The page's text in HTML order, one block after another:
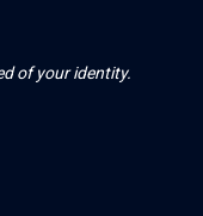
of your identity.